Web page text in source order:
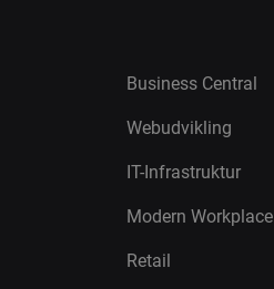
Business Central
Webudvikling
IT-Infrastruktur
Modern Workplace
Retail